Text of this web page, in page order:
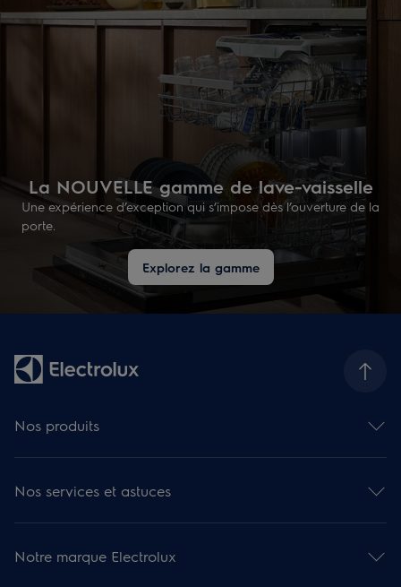
La NOUVELLE gamme de lave-vaisselle
Une expérience d’exception qui s’impose dès l’ouverture de la
porte.
Explorez la gamme
Nos produits
Plaques de cuisson
Hottes
Réfrigérateurs et caves à vin
Congélateurs
Nos services et astuces
Besoin d'aide ? Consultez nos articles
Réparation
Notre marque Electrolux